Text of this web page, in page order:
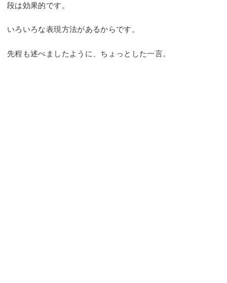
段は効果的です。
いろいろな表現方法があるからです。
先程も述べましたように、ちょっとした一言。